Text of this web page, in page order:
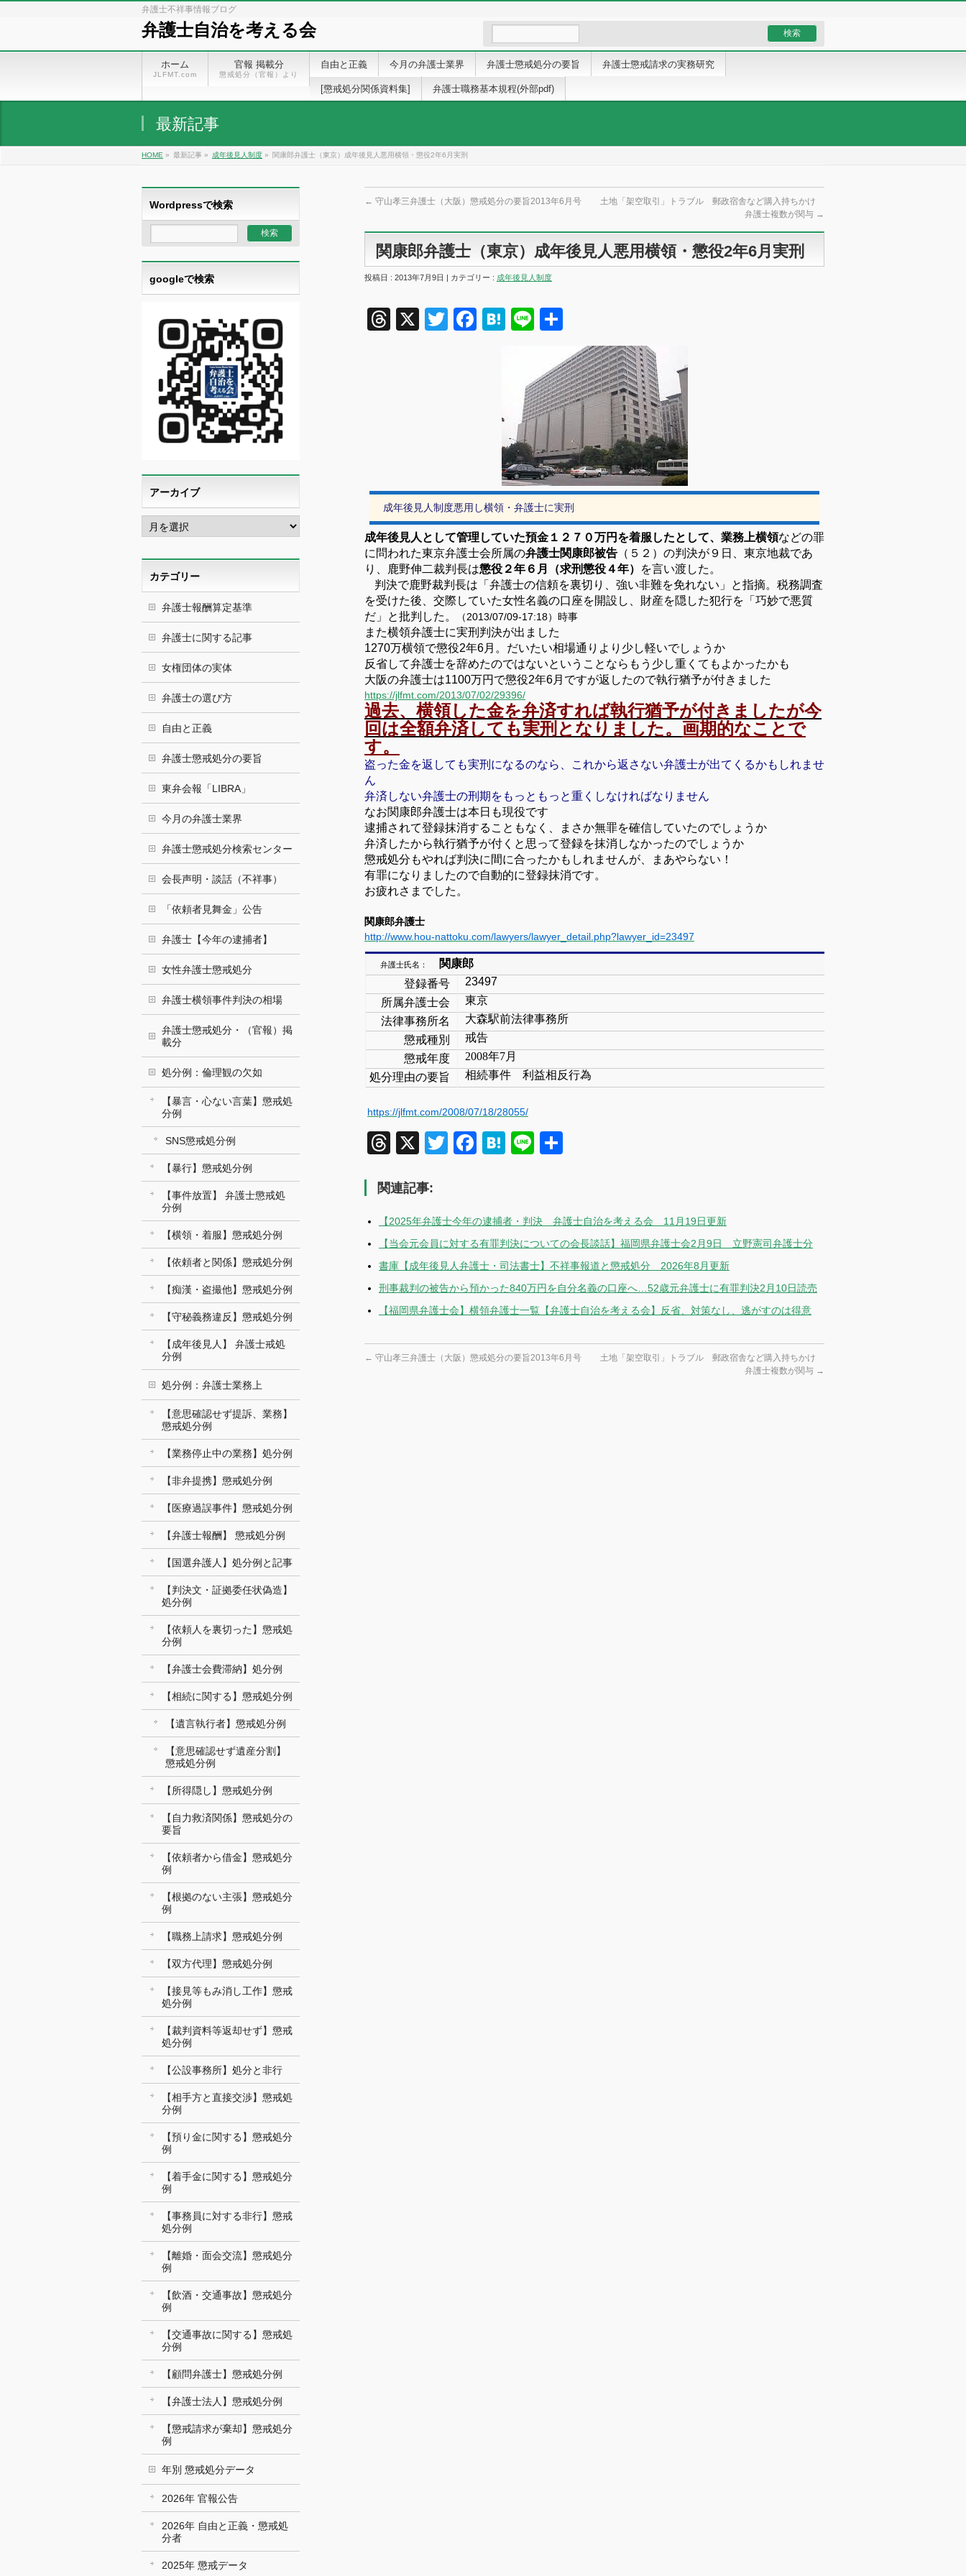
弁護士不祥事情報ブログ
弁護士自治を考える会
ホーム
JLFMT.com
官報 掲載分
懲戒処分（官報）より
自由と正義 今月の弁護士業界 弁護士懲戒処分の要旨 弁護士懲戒請求の実務研究
[懲戒処分関係資料集] 弁護士職務基本規程(外部pdf)
最新記事
HOME » 最新記事 » 成年後見人制度 » 関康郎弁護士（東京）成年後見人悪用横領・懲役2年6月実刑
← 守山孝三弁護士（大阪）懲戒処分の要旨2013年6月号
土地「架空取引」トラブル 郵政宿舎など購入持ちかけ
弁護士複数が関与 →
関康郎弁護士（東京）成年後見人悪用横領・懲役2年6月実刑
投稿日 : 2013年7月9日 | カテゴリー : 成年後見人制度
Threads
X TwitterFacebook
Hatena
Line
有
成年後見人制度悪用し横領・弁護士に実刑
成年後見人として管理していた預金１２７０万円を着服したとして、業務上横領などの罪
に問われた東京弁護士会所属の弁護士関康郎被告 （５２）の判決が９日、東京地裁であ
り、鹿野伸二裁判長は懲役２年６月（求刑懲役４年）
を言い渡した。
判決で鹿野裁判長は「弁護士の信頼を裏切り、強い非難を免れない」と指摘。税務調査
を受けた後、交際していた女性名義の口座を開設し、財産を隠した犯行を「巧妙で悪質
だ」と批判した。
（2013/07/09-17:18）時事
また横領弁護士に実刑判決が出ました
1270万横領で懲役2年6月。だいたい相場通りより少し軽いでしょうか
反省して弁護士を辞めたのではないということならもう少し重くてもよかったかも
大阪の弁護士は1100万円で懲役2年6月ですが返したので執行猶予が付きました
https://jlfmt.com/2013/07/02/29396/
過去、横領した金を弁済すれば執行猶予が付きましたが今
回は全額弁済しても実刑となりました。 画期的なことで
す。
盗った金を返しても実刑になるのなら、これから返さない弁護士が出てくるかもしれませ
ん
弁済しない弁護士の刑期をもっともっと重くしなければなりません
なお関康郎弁護士は本日も現役です
逮捕されて登録抹消することもなく、まさか無罪を確信していたのでしょうか
弁済したから執行猶予が付くと思って登録を抹消しなかったのでしょうか
懲戒処分もやれば判決に間に合ったかもしれませんが、まあやらない！
有罪になりましたので自動的に登録抹消です。
お疲れさまでした。
関康郎弁護士
http://www.hou-nattoku.com/lawyers/lawyer_detail.php?lawyer_id=23497
弁護士氏名：
関康郎
登録番号
23497
所属弁護士会
東京
法律事務所名
大森駅前法律事務所
懲戒種別
戒告
懲戒年度
2008年7月
処分理由の要旨
相続事件 利益相反行為
https://jlfmt.com/2008/07/18/28055/
Threads
X TwitterFacebook
Hatena
Line
関連記事:
【2025年弁護士今年の逮捕者・判決 弁護士自治を考える会 11月19日更新
【当会元会員に対する有罪判決についての会長談話】福岡県弁護士会2月9日 立野憲司弁護士分
書庫【成年後見人弁護士・司法書士】不祥事報道と懲戒処分 2026年8月更新
刑事裁判の被告から預かった840万円を自分名義の口座へ…52歳元弁護士に有罪判決2月10日読売
【福岡県弁護士会】横領弁護士一覧【弁護士自治を考える会】反省、対策なし、逃がすのは得意
← 守山孝三弁護士（大阪）懲戒処分の要旨2013年6月号
土地「架空取引」トラブル 郵政宿舎など購入持ちかけ
弁護士複数が関与 →
Wordpressで検索
googleで検索
アーカイブ
ア
ー
イ
ブカテゴリー
弁護士報酬算定基準
弁護士に関する記事
女権団体の実体
弁護士の選び方
自由と正義
弁護士懲戒処分の要旨
東弁会報「LIBRA」
今月の弁護士業界
弁護士懲戒処分検索センター
会長声明・談話（不祥事）
「依頼者見舞金」公告
弁護士【今年の逮捕者】
女性弁護士懲戒処分
弁護士横領事件判決の相場
弁護士懲戒処分・（官報）掲
載分
処分例：倫理観の欠如
【暴言・心ない言葉】懲戒処
分例
SNS懲戒処分例
【暴行】懲戒処分例
【事件放置】 弁護士懲戒処
分例
【横領・着服】懲戒処分例
【依頼者と関係】懲戒処分例
【痴漢・盗撮他】懲戒処分例
【守秘義務違反】懲戒処分例
【成年後見人】 弁護士戒処
分例
処分例：弁護士業務上
【意思確認せず提訴、業務】
懲戒処分例
【業務停止中の業務】処分例
【非弁提携】懲戒処分例
【医療過誤事件】懲戒処分例
【弁護士報酬】 懲戒処分例
【国選弁護人】処分例と記事
【判決文・証拠委任状偽造】
処分例
【依頼人を裏切った】懲戒処
分例
【弁護士会費滞納】処分例
【相続に関する】懲戒処分例
【遺言執行者】懲戒処分例
【意思確認せず遺産分割】
懲戒処分例
【所得隠し】懲戒処分例
【自力救済関係】懲戒処分の
要旨
【依頼者から借金】懲戒処分
例
【根拠のない主張】懲戒処分
例
【職務上請求】懲戒処分例
【双方代理】懲戒処分例
【接見等もみ消し工作】懲戒
処分例
【裁判資料等返却せず】懲戒
処分例
【公設事務所】処分と非行
【相手方と直接交渉】懲戒処
分例
【預り金に関する】懲戒処分
例
【着手金に関する】懲戒処分
例
【事務員に対する非行】懲戒
処分例
【離婚・面会交流】懲戒処分
例
【飲酒・交通事故】懲戒処分
例
【交通事故に関する】懲戒処
分例
【顧問弁護士】懲戒処分例
【弁護士法人】懲戒処分例
【懲戒請求が棄却】懲戒処分
例
年別 懲戒処分データ
2026年 官報公告
2026年 自由と正義・懲戒処
分者
2025年 懲戒データ